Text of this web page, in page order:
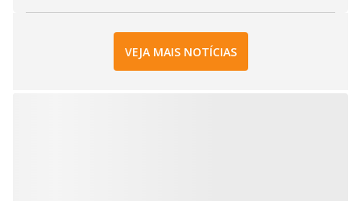
VEJA MAIS NOTÍCIAS